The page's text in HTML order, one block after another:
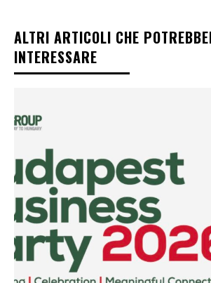
ALTRI ARTICOLI CHE
INTERESSARE